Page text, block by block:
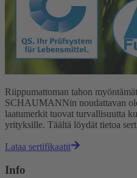
Riippumattoman tahon
SCHAUMANNin noudattavan
laatumerkit tuovat turvallisuutta
yrityksille. Täältä löydät tietoa
Lataa sertifikaatit
Info